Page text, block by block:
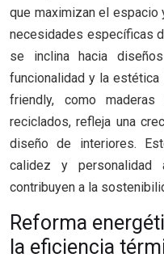
que maximizan el espacio
necesidades específicas
se inclina hacia
funcionalidad y la
friendly, como
reciclados, refleja una
diseño de interiores.
calidez y
contribuyen a la
Reforma
la eficiencia